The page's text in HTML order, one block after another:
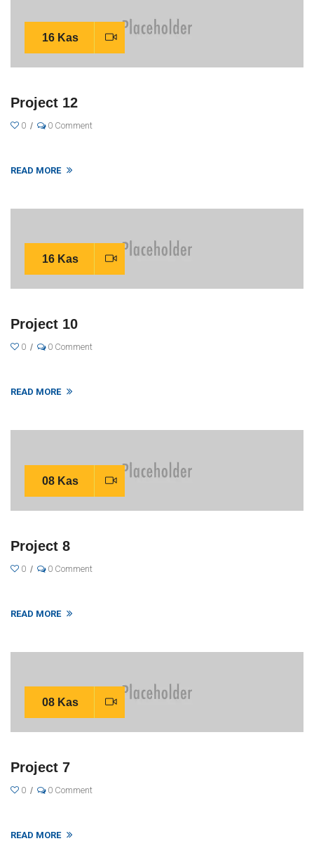
16 Kas
Project 12
0 0 Comment
READ MORE
16 Kas
Project 10
0 0 Comment
READ MORE
08 Kas
Project 8
0 0 Comment
READ MORE
08 Kas
Project 7
0 0 Comment
READ MORE